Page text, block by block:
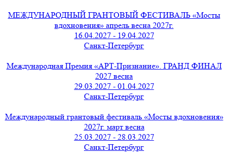
МЕЖДУНАРОДНЫЙ ГРАНТОВЫЙ ФЕСТИВАЛЬ «Мосты
вдохновения» апрель весна 2027г.
16.04.2027 - 19.04.2027
Санкт-Петербург
Международная Премия «АРТ-Признание». ГРАНД ФИНАЛ
2027 весна
29.03.2027 - 01.04.2027
Санкт-Петербург
Международный грантовый фестиваль «Мосты вдохновения»
2027г. март весна
25.03.2027 - 28.03.2027
Санкт-Петербург